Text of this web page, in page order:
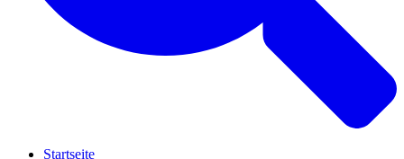
Startseite